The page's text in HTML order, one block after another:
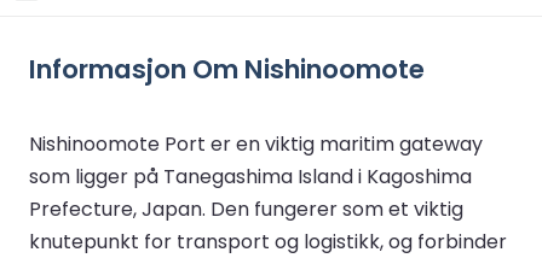
Informasjon Om Nishinoomote
Nishinoomote Port er en viktig maritim gateway
som ligger på Tanegashima Island i Kagoshima
Prefecture, Japan. Den fungerer som et viktig
knutepunkt for transport og logistikk, og forbinder